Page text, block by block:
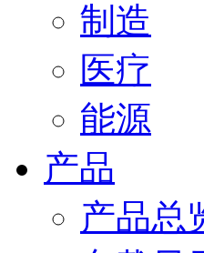
制造
医疗
能源
产品
产品总